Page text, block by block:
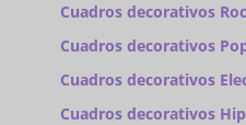
Cuadros decorativos
Cuadros decorativos
Cuadros decorativos
Cuadros decorativos